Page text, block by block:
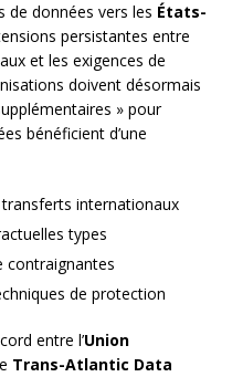
de données vers les États-
persistantes entre
et les exigences de
doivent désormais
» pour
bénéficient d’une
internationaux
types
contraignantes
de protection
entre l’Union
Trans-Atlantic Data